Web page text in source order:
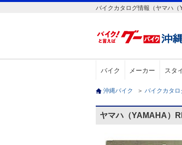
バイクカタログ情報（ヤマハ（
バイク メーカー スタ
沖縄バイク ＞ バイクカタ
ヤマハ（YAMAHA）